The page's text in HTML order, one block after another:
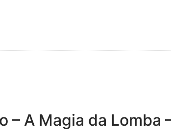
– A Magia da Lomba